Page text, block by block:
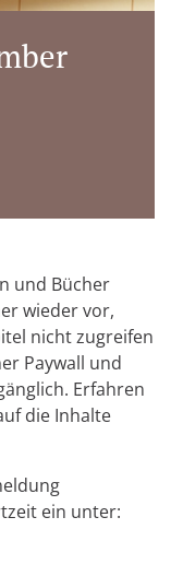
und Bücher
wieder vor,
nicht zugreifen
Paywall und
Erfahren
die Inhalte
ein unter: